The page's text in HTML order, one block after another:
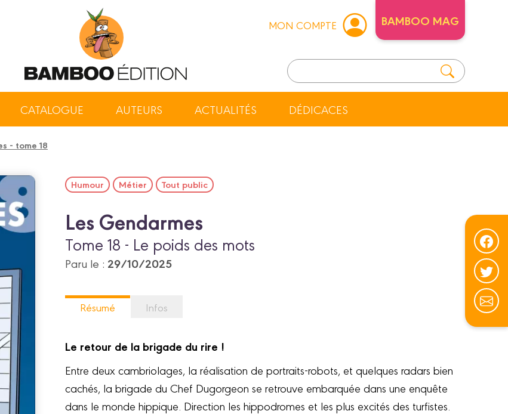
MON COMPTE BAMBOO MAG
CATALOGUE AUTEURS ACTUALITÉS DÉDICACES
- tome 18
Humour Métier Tout public
Les Gendarmes
Tome 18 - Le poids des mots
Paru le : 29/10/2025
Résumé Infos
Le retour de la brigade du rire !
Entre deux cambriolages, la réalisation de portraits-robots, et quelques radars bien
cachés, la brigade du Chef Dugorgeon se retrouve embarquée dans une enquête
dans le monde hippique. Direction les hippodromes et les plus excités des turfistes.